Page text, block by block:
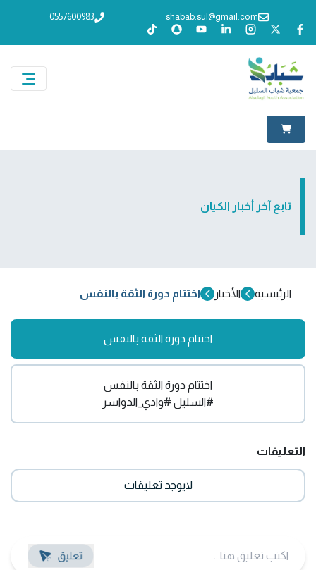
shabab.sul@gmail.com
0557600983
تابع آخر أخبار الكيان
الرئيسية الأخبار اختتام دورة الثقة بالنفس
اختتام دورة الثقة بالنفس
اختتام دورة الثقة بالنفس
#السليل #وادي_الدواسر
التعليقات
لايوجد تعليقات